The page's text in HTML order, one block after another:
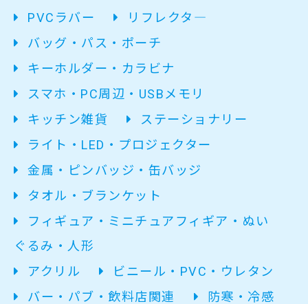
PVCラバー
リフレクタ―
バッグ・パス・ポーチ
キーホルダー・カラビナ
スマホ・PC周辺・USBメモリ
キッチン雑貨
ステーショナリー
ライト・LED・プロジェクター
金属・ピンバッジ・缶バッジ
タオル・ブランケット
フィギュア・ミニチュアフィギア・ぬい
ぐるみ・人形
アクリル
ビニール・PVC・ウレタン
バー・パブ・飲料店関連
防寒・冷感